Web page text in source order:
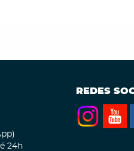
24h
REDES